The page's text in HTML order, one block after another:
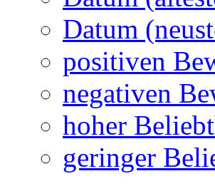
Datum
positiven
negativen
hoher
geringer